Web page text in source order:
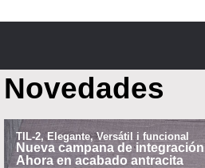
Novedades
TIL-2, Elegante, Versátil i funcional
Nueva campana de integración
Ahora en acabado antracita